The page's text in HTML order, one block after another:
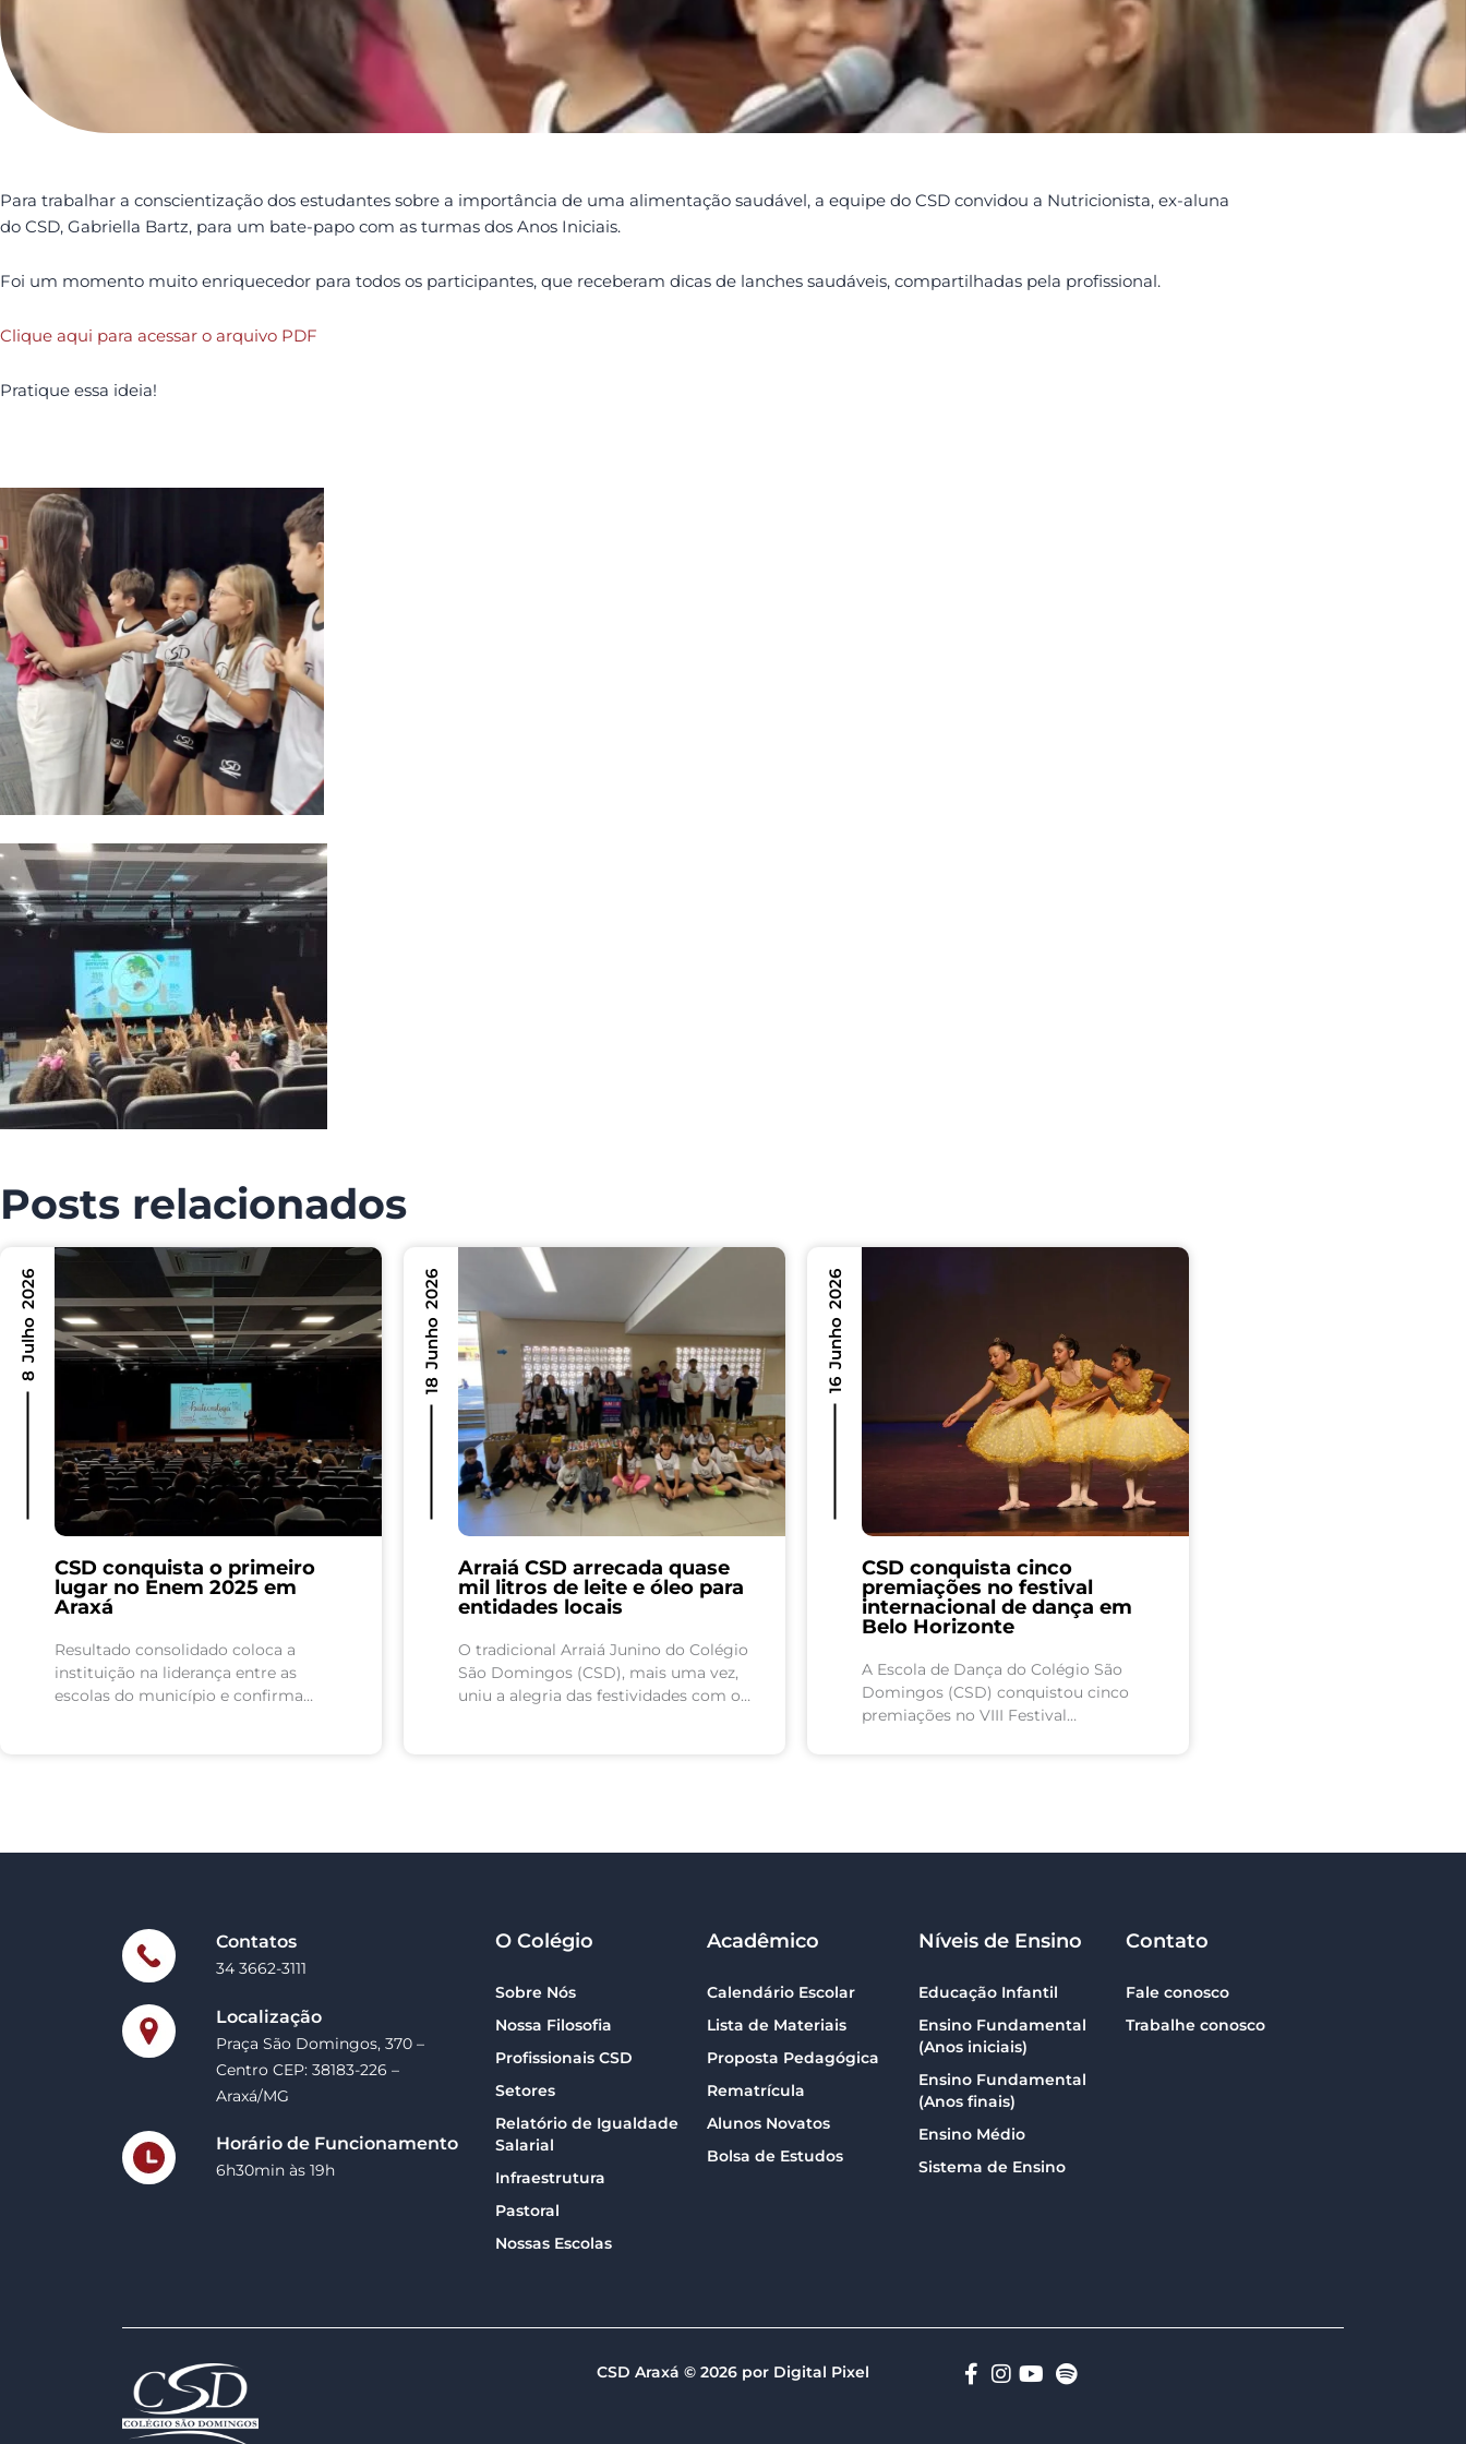
Para trabalhar a conscientização dos estudantes sobre a importância de uma alimentação saudável, a equipe do CSD convidou a Nutricionista, ex-aluna
do CSD, Gabriella Bartz, para um bate-papo com as turmas dos Anos Iniciais.
Foi um momento muito enriquecedor para todos os participantes, que receberam dicas de lanches saudáveis, compartilhadas pela profissional.
Clique aqui para acessar o arquivo PDF
Pratique essa ideia!
Posts relacionados
CSD conquista o primeiro
lugar no Enem 2025 em
Araxá
Resultado consolidado coloca a
instituição na liderança entre as
escolas do município e confirma
8 Julho 2026
Arraiá CSD arrecada quase
mil litros de leite e óleo para
entidades locais
O tradicional Arraiá Junino do Colégio
São Domingos (CSD), mais uma vez,
uniu a alegria das festividades com o
18 Junho 2026
CSD conquista cinco
premiações no festival
internacional de dança em
Belo Horizonte
A Escola de Dança do Colégio São
Domingos (CSD) conquistou cinco
premiações no VIII Festival
16 Junho 2026
Contatos
34 3662-3111
Localização
Praça São Domingos, 370 –
Centro CEP: 38183-226 –
Araxá/MG
Horário de Funcionamento
6h30min às 19h
O Colégio
Sobre Nós
Nossa Filosofia
Profissionais CSD
Setores
Relatório de Igualdade
Salarial
Infraestrutura
Pastoral
Nossas Escolas
Acadêmico
Calendário Escolar
Lista de Materiais
Proposta Pedagógica
Rematrícula
Alunos Novatos
Bolsa de Estudos
Níveis de Ensino
Educação Infantil
Ensino Fundamental
(Anos iniciais)
Ensino Fundamental
(Anos finais)
Ensino Médio
Sistema de Ensino
Contato
Fale conosco
Trabalhe conosco
CSD Araxá © 2026 por Digital Pixel